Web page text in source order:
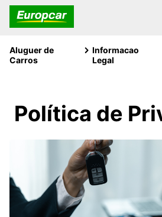
Aluguer de
Carros
Informacao
Legal
Política de